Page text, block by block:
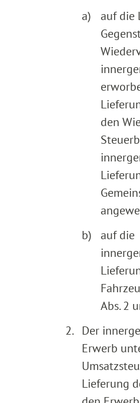
a)
auf die
den
b)
auf die
Abs. 2
2. Der
Erwerb
Lieferung